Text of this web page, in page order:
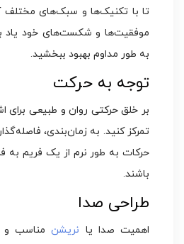
تا با تکنیک‌ها و سبک‌های مختلف
موفقیت‌ها و شکست‌های خود یاد
به طور مداوم بهبود ببخشید.
توجه به حرکت
بر خلق حرکتی روان و طبیعی
تمرکز کنید. به زمان‌بندی،
حرکات به طور نرم از یک فریم به
باشند.
طراحی صدا
اهمیت صدا یا نریشنمناسب و